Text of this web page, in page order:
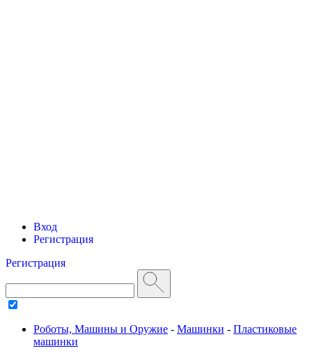
Вход
Регистрация
Регистрация
Роботы, Машины и Оружие - Машинки - Пластиковые
машинки